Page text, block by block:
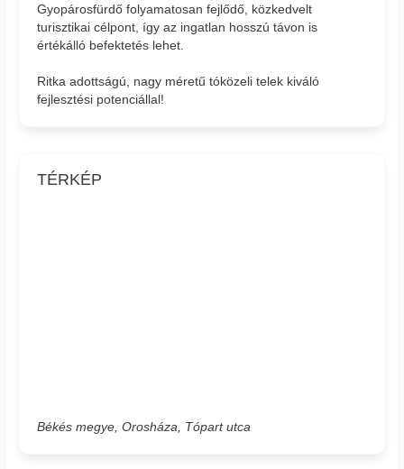
Gyopárosfürdő folyamatosan fejlődő, közkedvelt
turisztikai célpont, így az ingatlan hosszú távon is
értékálló befektetés lehet.
Ritka adottságú, nagy méretű tóközeli telek kiváló
fejlesztési potenciállal!
TÉRKÉP
Békés megye, Orosháza, Tópart utca